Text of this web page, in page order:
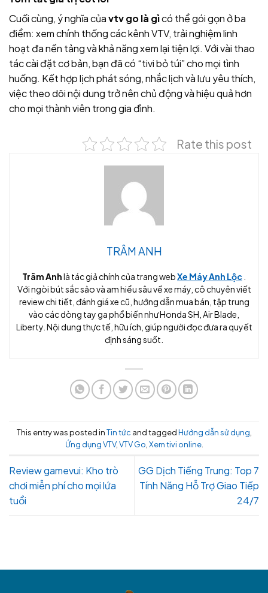
Cuối cùng, ý nghĩa củavtv go là gìcó thể gói gọn ở ba
điểm: xem chính thống các kênh VTV, trải nghiệm linh
hoạt đa nền tảng và khả năng xem lại tiện lợi. Với vài thao
tác cài đặt cơ bản, bạn đã có “tivi bỏ túi” cho mọi tình
huống. Kết hợp lịch phát sóng, nhắc lịch và lưu yêu thích,
việc theo dõi nội dung trở nên chủ động và hiệu quả hơn
cho mọi thành viên trong gia đình.
Rate this post
TRÂM ANH
Trâm Anhlà tác giả chính của trang webXe Máy Anh Lộc
Với ngòi bút sắc sảo và am hiểu sâu về xe máy, cô chuyên viết
review chi tiết, đánh giá xe cũ, hướng dẫn mua bán, tập trung
vào các dòng tay ga phổ biến như Honda SH, Air Blade,
Liberty. Nội dung thực tế, hữu ích, giúp người đọc đưa ra quyết
định sáng suốt.
This entry was posted inTin tức and taggedHướng dẫn sử dụng
Ứng dụng VTV, VTV Go Xem tivi online.
Review gamevui: Kho trò
chơi miễn phí cho mọi lứa
tuổi
GG Dịch Tiếng Trung: Top 7
Tính Năng Hỗ Trợ Giao Tiếp
24/7